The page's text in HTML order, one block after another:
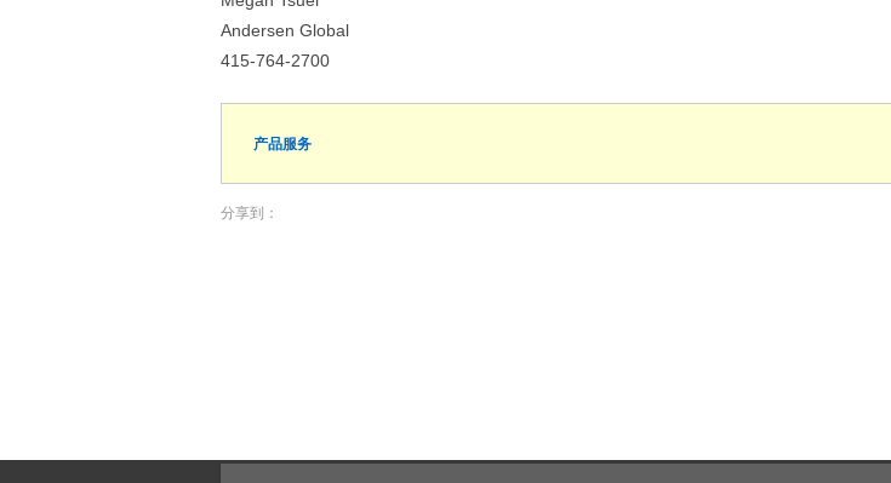
Andersen Global
415-764-2700
产品服务
分享到：